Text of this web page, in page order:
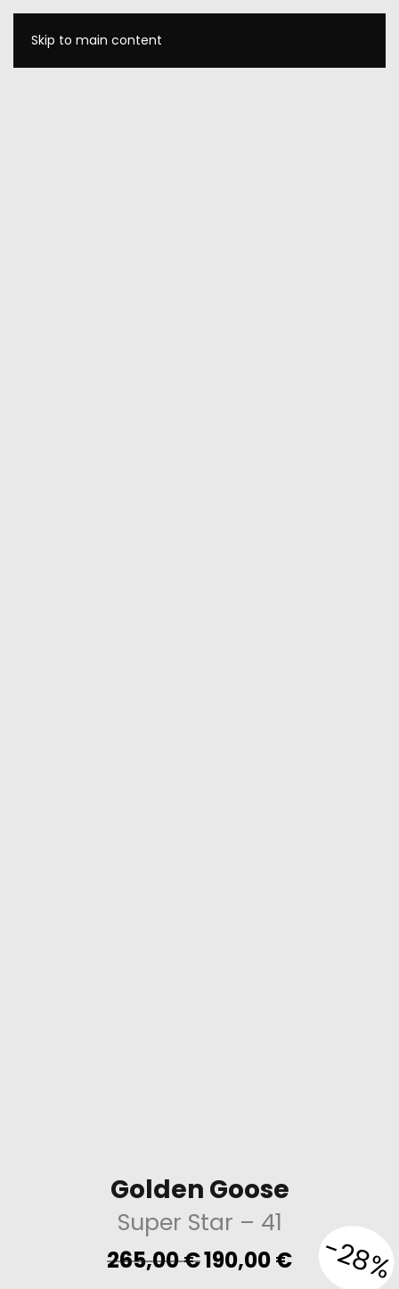
Skip to main content
Golden Goose
Super Star – 41
265,00€ Original
price
190,00€Current-28%